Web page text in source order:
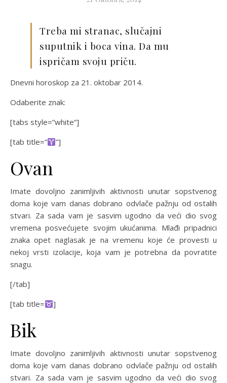
Treba mi stranac, slučajni
suputnik i boca vina. Da mu
ispričam svoju priču.
Dnevni horoskop za 21. oktobar 2014.
Odaberite znak:
[tabs style=”white”]
[tab title=”
”]
Ovan
Imate dovoljno zanimljivih aktivnosti unutar sopstvenog
doma koje vam danas dobrano odvlače pažnju od ostalih
stvari. Za sada vam je sasvim ugodno da veći dio svog
vremena posvećujete svojim ukućanima. Mlađi pripadnici
znaka opet naglasak je na vremenu koje će provesti u
nekoj vrsti izolacije, koja vam je potrebna da povratite
snagu.
[/tab]
[tab title=
]
Bik
Imate dovoljno zanimljivih aktivnosti unutar sopstvenog
doma koje vam danas dobrano odvlače pažnju od ostalih
stvari. Za sada vam je sasvim ugodno da veći dio svog